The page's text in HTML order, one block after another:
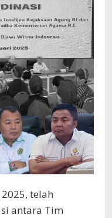
telah
antara Tim